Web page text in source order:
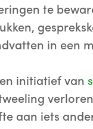
te
in een
initiatief van
aan iets